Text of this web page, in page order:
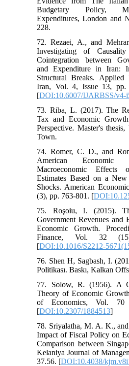
Budgetary Policy,
Expenditures, London and
228.
72. Rezaei, A., and
Investigating of
Cointegration between
and Expenditure in Iran:
Structural Breaks. Applied
Iran, Vol. 4, Issue 13, pp.
[DOI:10.6007/IJARBSS/v4-
73. Riba, L. (2017). The
Tax and Economic
Perspective. Master's
Town.
74. Romer, C. D., and
American Economic
Macroeconomic Effects
Estimates Based on a
Shocks. American
(3), pp. 763-801. [
75. Roşoiu, I. (2015).
Government Revenues and
Economic Growth.
Finance, Vol. 32
[DOI:10.1016/S2212-
76. Shen H, Sagbash, I.
Politikası. Baskı, Kalkan
77. Solow, R. (1956). A
Theory of Economic
of Economics, Vol.
[DOI:10.2307/1884513]
78. Sriyalatha, M. A. K.,
Impact of Fiscal Policy on
Comparison between
Kelaniya Journal of
37.56. [DOI:10.4038/